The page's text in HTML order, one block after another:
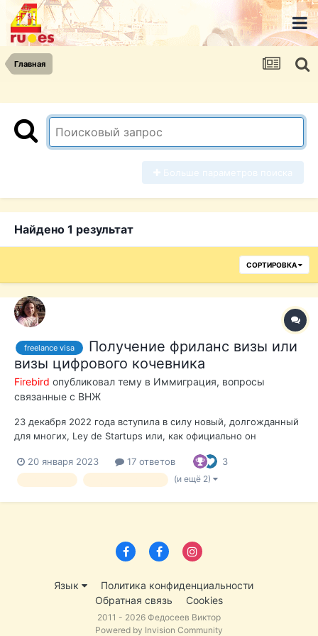
Главная
Найдено 1 результат
СОРТИРОВКА
freelance visa
Получение фриланс визы или
визы цифрового кочевника
Firebird опубликовал тему в Иммиграция, вопросы
связанные с ВНЖ
23 декабря 2022 года вступила в силу новый, долгожданный
для многих, Ley de Startups или, как официально он
называется Законом о содействии экосистеме
развивающихся компаний. Закон большой, он модифицирует
20 января 2023 17 ответов 3
(и ещё 2)
Язык
Политика конфиденциальности
Обратная связь
Cookies
2011 - 2026 Федосеев Виктор
Powered by Invision Community